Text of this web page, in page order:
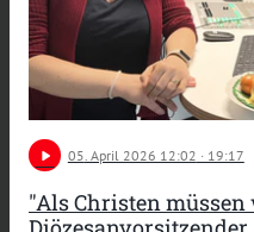
play_arrow 05 . April 2026 12:02 · 19:17
"Als Christen